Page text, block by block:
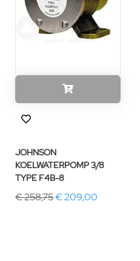
JOHNSON
KOELWATERPOMP 3/8
TYPE F4B-8
€ 258,75€ 209,00